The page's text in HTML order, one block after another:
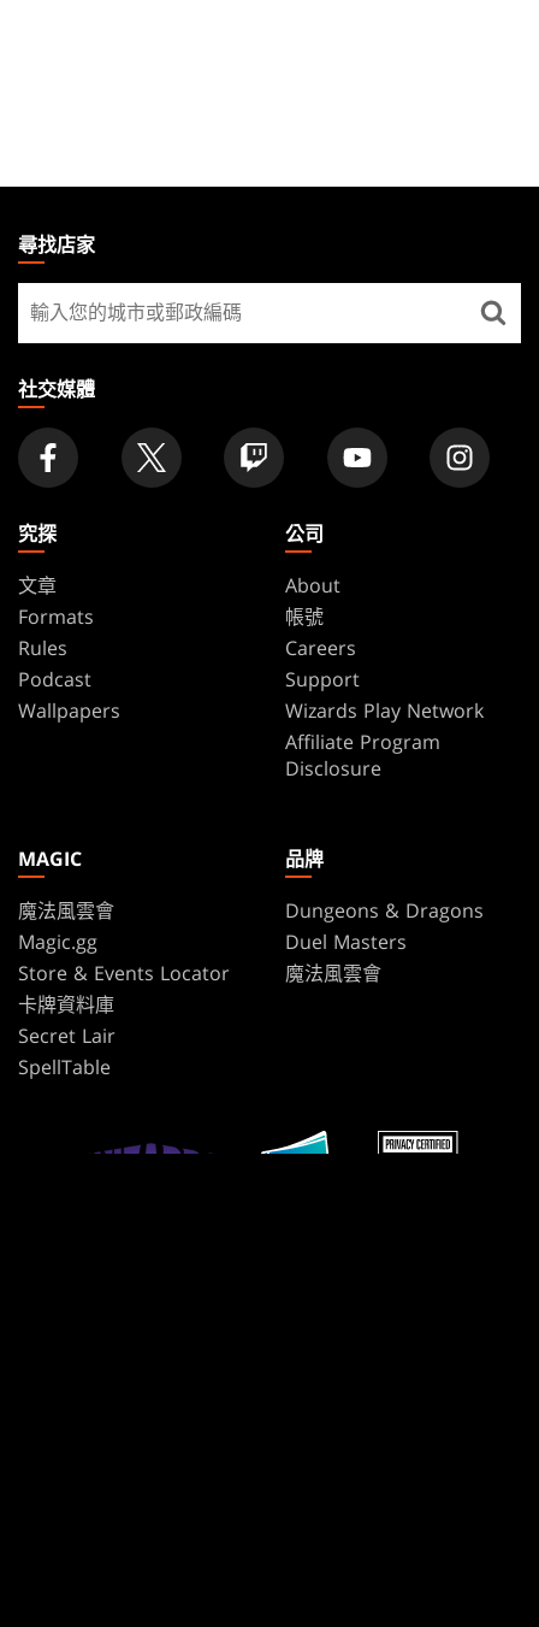
THE
GATHERING
FOOTER
尋找店家
尋
找
家
社交媒體
究探
文章
Formats
Rules
Podcast
Wallpapers
公司
About
帳號
Careers
Support
Wizards Play Network
Affiliate Program
Disclosure
MAGIC
魔法風雲會
Magic.gg
Store & Events Locator
卡牌資料庫
Secret Lair
SpellTable
品牌
Dungeons & Dragons
Duel Masters
魔法風雲會